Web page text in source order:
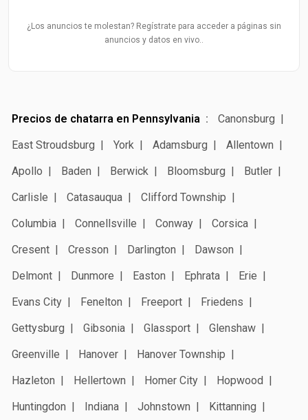
¿Los anuncios te molestan? Regístrate para acceder a páginas sin
anuncios y datos en vivo..
Precios de chatarra en Pennsylvania
Canonsburg
East Stroudsburg
York Adamsburg
Allentown
Apollo
Baden Berwick Bloomsburg
Butler
Carlisle
Catasauqua
Clifford Township
Columbia
Connellsville Conway
Corsica
Cresent
Cresson Darlington
Dawson
Delmont
Dunmore Easton Ephrata
Erie
Evans City
Fenelton Freeport
Friedens
Gettysburg
Gibsonia Glassport
Glenshaw
Greenville
Hanover
Hanover Township
Hazleton
Hellertown Homer City
Hopwood
Huntingdon
Indiana Johnstown
Kittanning